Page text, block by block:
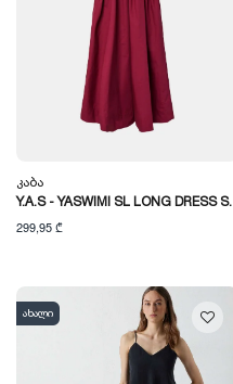
Კაბა
Y.A.S - YASWIMI SL LONG DRESS S.
299,95 ₾
ახალი